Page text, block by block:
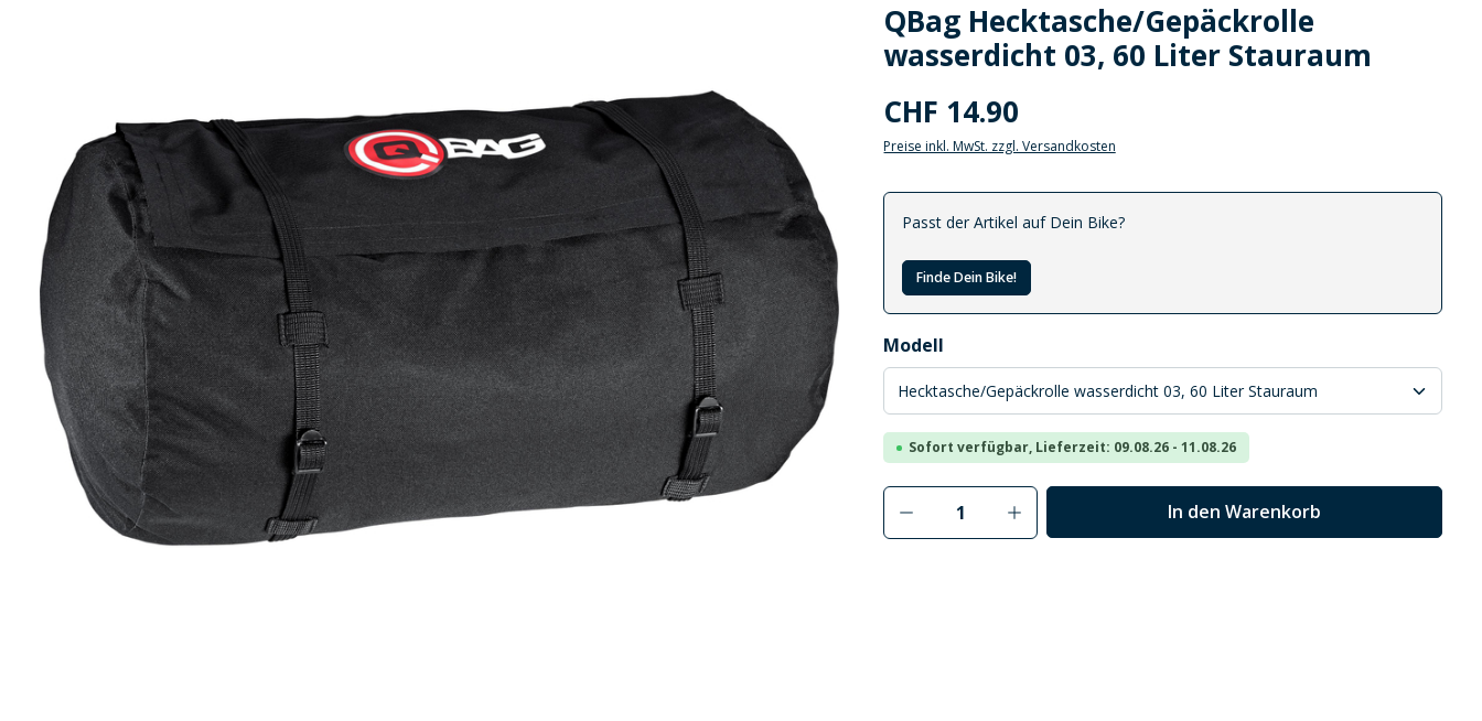
QBag Hecktasche/Gepäckrolle
wasserdicht 03, 60 Liter Stauraum
CHF 14.90
Preise inkl. MwSt. zzgl. Versandkosten
Passt der Artikel auf Dein Bike?
Finde Dein Bike!
Modell
auswählen
Sofort verfügbar, Lieferzeit: 09.08.26 - 11.08.26
Produkt Anzahl: Gib den gewünschten Wert ein
In den Warenkorb